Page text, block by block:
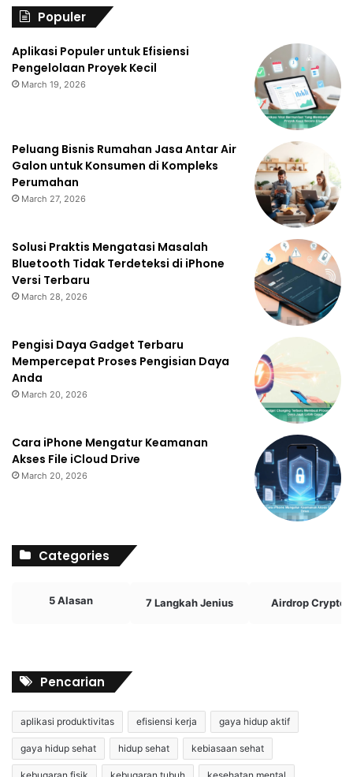
Populer
Aplikasi Populer untuk Efisiensi
Pengelolaan Proyek Kecil
March 19, 2026
Peluang Bisnis Rumahan Jasa Antar Air
Galon untuk Konsumen di Kompleks
Perumahan
March 27, 2026
Solusi Praktis Mengatasi Masalah
Bluetooth Tidak Terdeteksi di iPhone
Versi Terbaru
March 28, 2026
Pengisi Daya Gadget Terbaru
Mempercepat Proses Pengisian Daya
Anda
March 20, 2026
Cara iPhone Mengatur Keamanan
Akses File iCloud Drive
March 20, 2026
Categories
5 Alasan 7 Langkah Jenius Airdrop Crypto
Pencarian
aplikasi produktivitas efisiensi kerja gaya hidup aktif
gaya hidup sehat hidup sehat kebiasaan sehat